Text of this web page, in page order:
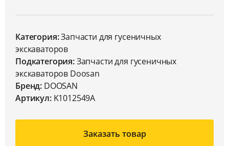
Категория:Запчасти для гусеничных
экскаваторов
Подкатегория:Запчасти для гусеничных
экскаваторов Doosan
Бренд: DOOSAN
Артикул:K1012549A
Заказать товар